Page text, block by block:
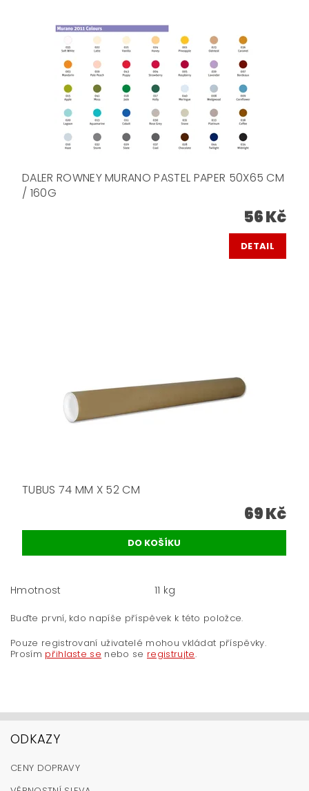
DALER ROWNEY MURANO PASTEL PAPER 50X65 CM
/ 160G
56 Kč
DETAIL
TUBUS 74 MM X 52 CM
69 Kč
Hmotnost 11 kg
Buďte první, kdo napíše příspěvek k této položce.
Pouze registrovaní uživatelé mohou vkládat příspěvky.
Prosím přihlaste se nebo se registrujte.
ODKAZY
CENY DOPRAVY